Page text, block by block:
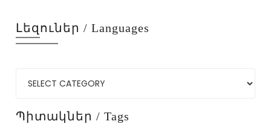
Լեզուներ / Languages
Պիտակներ / Tags